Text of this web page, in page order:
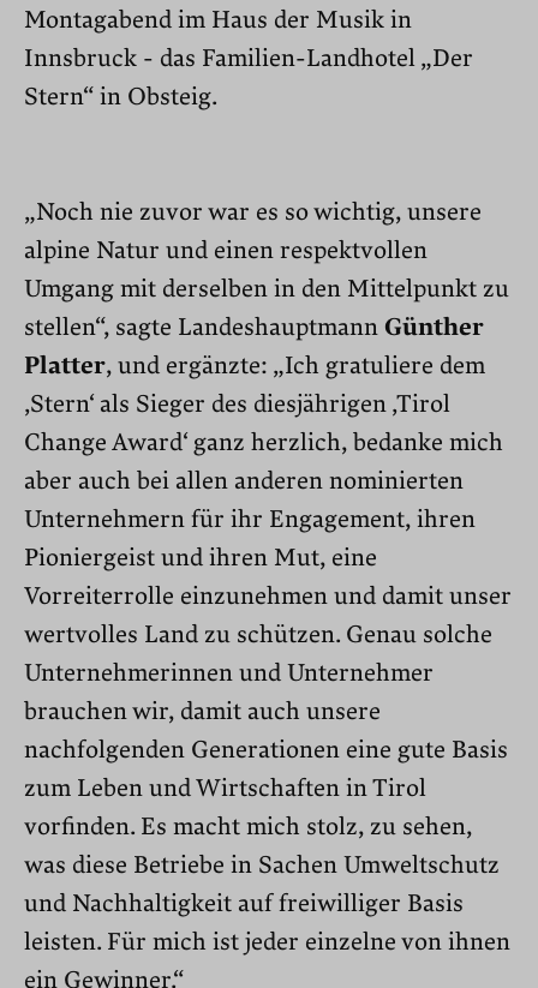
Montagabend im Haus der Musik in
Innsbruck - das Familien-Landhotel „Der
Stern“ in Obsteig.
„Noch nie zuvor war es so wichtig, unsere
alpine Natur und einen respektvollen
Umgang mit derselben in den Mittelpunkt zu
stellen“, sagte Landeshauptmann Günther
Platter, und ergänzte: „Ich gratuliere dem
‚Stern‘ als Sieger des diesjährigen ‚Tirol
Change Award‘ ganz herzlich, bedanke mich
aber auch bei allen anderen nominierten
Unternehmern für ihr Engagement, ihren
Pioniergeist und ihren Mut, eine
Vorreiterrolle einzunehmen und damit unser
wertvolles Land zu schützen. Genau solche
Unternehmerinnen und Unternehmer
brauchen wir, damit auch unsere
nachfolgenden Generationen eine gute Basis
zum Leben und Wirtschaften in Tirol
vorfinden. Es macht mich stolz, zu sehen,
was diese Betriebe in Sachen Umweltschutz
und Nachhaltigkeit auf freiwilliger Basis
leisten. Für mich ist jeder einzelne von ihnen
ein Gewinner.“